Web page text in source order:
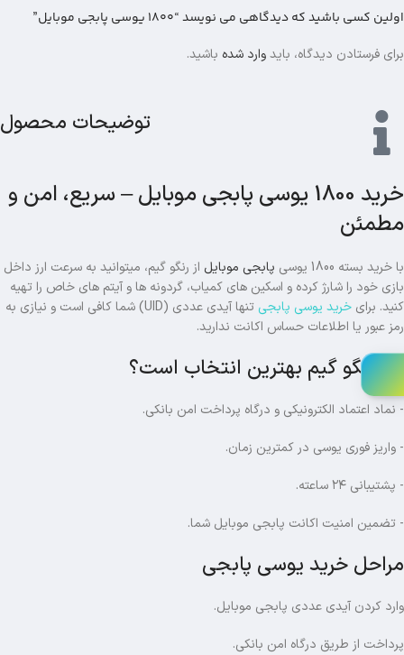
اولین کسی باشید که دیدگاهی می نویسد “1800 یوسی پابجی موبایل”
برای فرستادن دیدگاه، بایدوارد شده باشید.
توضیحات محصول
خرید 1800 یوسی پابجی موبایل – سریع، امن و
مطمئن
با خرید بسته 1800 یوسی پابجی موبایل از رنگو گیم، میتوانید به سرعت ارز داخل
بازی خود را شارژ کرده و اسکین های کمیاب، گردونه ها و آیتم های خاص را تهیه
کنید. برای خرید یوسی پابجی
تنها آیدی عددی (UID) شما کافی است و نیازی به
رمز عبور یا اطلاعات حساس اکانت ندارید.
چرا رنگو گیم بهترین انتخاب است؟
- نماد اعتماد الکترونیکی و درگاه پرداخت امن بانکی.
- واریز فوری یوسی در کمترین زمان.
- پشتیبانی ۲۴ ساعته.
- تضمین امنیت اکانت پابجی موبایل شما.
مراحل خرید یوسی پابجی
وارد کردن آیدی عددی پابجی موبایل.
پرداخت از طریق درگاه امن بانکی.